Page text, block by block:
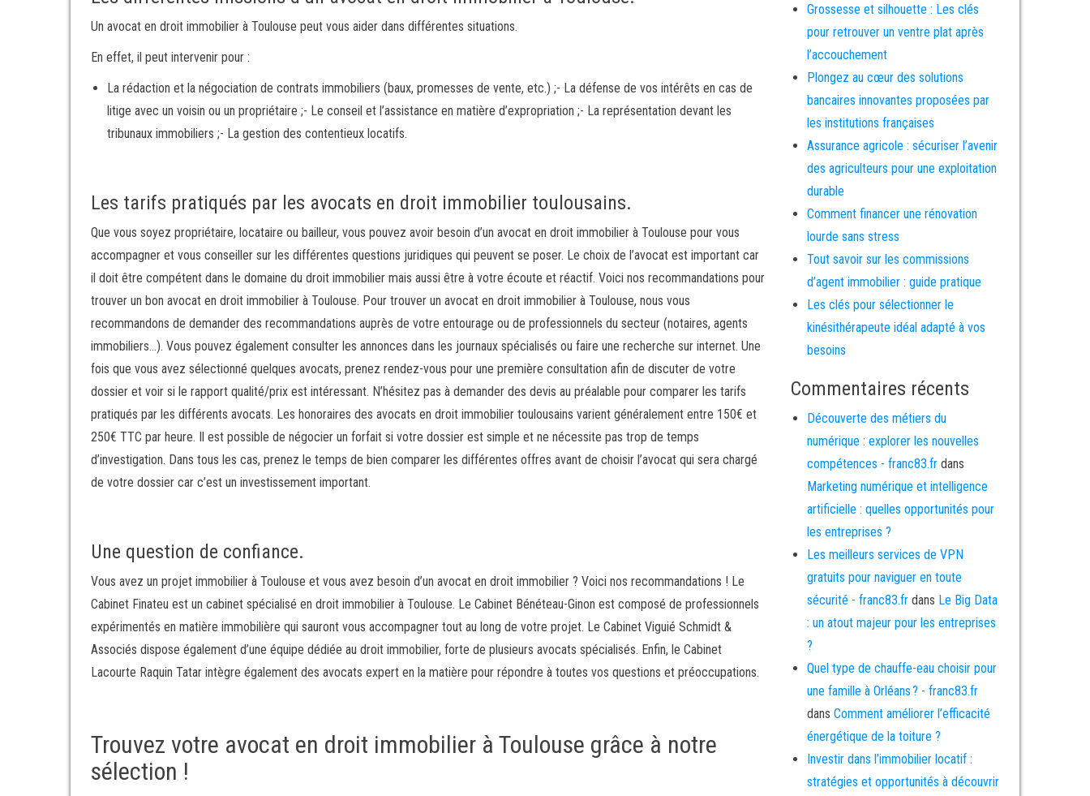
Un avocat en droit immobilier à Toulouse peut vous aider dans différentes situations.
En effet, il peut intervenir pour :
La rédaction et la négociation de contrats immobiliers (baux, promesses de vente, etc.) ;- La défense de vos intérêts en cas de
litige avec un voisin ou un propriétaire ;- Le conseil et l’assistance en matière d’expropriation ;- La représentation devant les
tribunaux immobiliers ;- La gestion des contentieux locatifs.
Les tarifs pratiqués par les avocats en droit immobilier toulousains.
Que vous soyez propriétaire, locataire ou bailleur, vous pouvez avoir besoin d’un avocat en droit immobilier à Toulouse pour vous
accompagner et vous conseiller sur les différentes questions juridiques qui peuvent se poser. Le choix de l’avocat est important car
il doit être compétent dans le domaine du droit immobilier mais aussi être à votre écoute et réactif. Voici nos recommandations pour
trouver un bon avocat en droit immobilier à Toulouse. Pour trouver un avocat en droit immobilier à Toulouse, nous vous
recommandons de demander des recommandations auprès de votre entourage ou de professionnels du secteur (notaires, agents
immobiliers…). Vous pouvez également consulter les annonces dans les journaux spécialisés ou faire une recherche sur internet. Une
fois que vous avez sélectionné quelques avocats, prenez rendez-vous pour une première consultation afin de discuter de votre
dossier et voir si le rapport qualité/prix est intéressant. N’hésitez pas à demander des devis au préalable pour comparer les tarifs
pratiqués par les différents avocats. Les honoraires des avocats en droit immobilier toulousains varient généralement entre 150€ et
250€ TTC par heure. Il est possible de négocier un forfait si votre dossier est simple et ne nécessite pas trop de temps
d’investigation. Dans tous les cas, prenez le temps de bien comparer les différentes offres avant de choisir l’avocat qui sera chargé
de votre dossier car c’est un investissement important.
Une question de confiance.
Vous avez un projet immobilier à Toulouse et vous avez besoin d’un avocat en droit immobilier ? Voici nos recommandations ! Le
Cabinet Finateu est un cabinet spécialisé en droit immobilier à Toulouse. Le Cabinet Bénéteau-Ginon est composé de professionnels
expérimentés en matière immobilière qui sauront vous accompagner tout au long de votre projet. Le Cabinet Viguié Schmidt &
Associés dispose également d’une équipe dédiée au droit immobilier, forte de plusieurs avocats spécialisés. Enfin, le Cabinet
Lacourte Raquin Tatar intègre également des avocats expert en la matière pour répondre à toutes vos questions et préoccupations.
Trouvez votre avocat en droit immobilier à Toulouse grâce à notre
sélection !
Grossesse et silhouette : Les clés
pour retrouver un ventre plat après
l’accouchement
Plongez au cœur des solutions
bancaires innovantes proposées par
les institutions françaises
Assurance agricole : sécuriser l’avenir
des agriculteurs pour une exploitation
durable
Comment financer une rénovation
lourde sans stress
Tout savoir sur les commissions
d’agent immobilier : guide pratique
Les clés pour sélectionner le
kinésithérapeute idéal adapté à vos
besoins
Commentaires récents
Découverte des métiers du
numérique : explorer les nouvelles
compétences - franc83.frdans
Marketing numérique et intelligence
artificielle : quelles opportunités pour
les entreprises ?
Les meilleurs services de VPN
gratuits pour naviguer en toute
sécurité - franc83.frdans Le Big Data
: un atout majeur pour les entreprises
?
Quel type de chauffe-eau choisir pour
une famille à Orléans ? - franc83.fr
dans Comment améliorer l’efficacité
énergétique de la toiture ?
Investir dans l’immobilier locatif :
stratégies et opportunités à découvrir